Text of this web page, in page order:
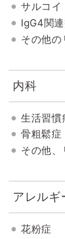
サルコイ
IgG4関
その他の
内科
生活習慣
骨粗鬆症
その他、
アレルギ
花粉症